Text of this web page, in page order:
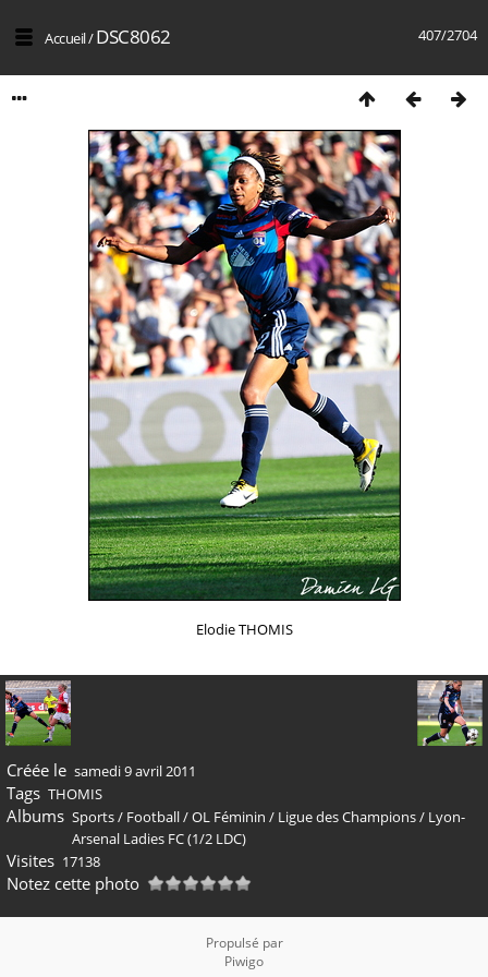
407/2704
Accueil/DSC8062
Elodie THOMIS
Créée le samedi 9 avril 2011
Tags THOMIS
Albums Sports/ Football/OL Féminin / Ligue des Champions/ Lyon-
Arsenal Ladies FC (1/2 LDC)
Visites 17138
Notez cette photo
Propulsé par
Piwigo